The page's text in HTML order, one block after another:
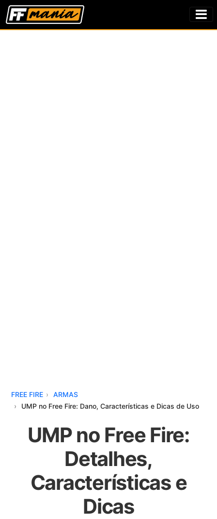
FREE FIRE
ARMAS
UMP no Free Fire: Dano, Características e Dicas de Uso
UMP no Free Fire:
Detalhes,
Características e
Dicas